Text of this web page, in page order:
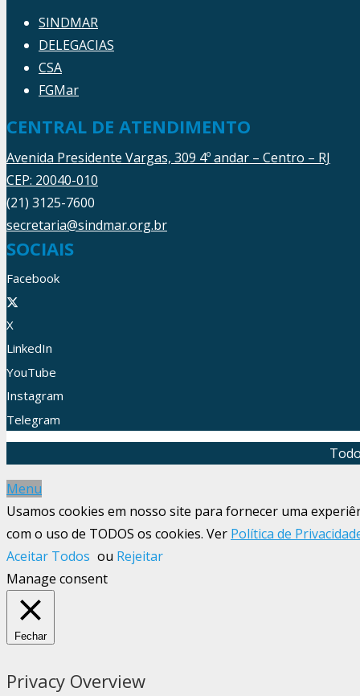
SINDMAR
DELEGACIAS
CSA
FGMar
CENTRAL DE ATENDIMENTO
Avenida Presidente Vargas, 309 4º andar – Centro – RJ
CEP: 20040-010
(21) 3125-7600
secretaria@sindmar.org.br
SOCIAIS
Facebook
X
LinkedIn
YouTube
Instagram
Telegram
Menu
Usamos cookies em nosso site para fornecer uma
com o uso de TODOS os cookies. Ver Política de
Aceitar Todos ou Rejeitar
Manage consent
Fechar
Privacy Overview